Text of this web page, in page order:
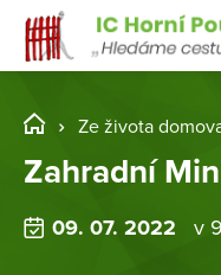
Ze života
Zahradní
09. 07. 2022 v